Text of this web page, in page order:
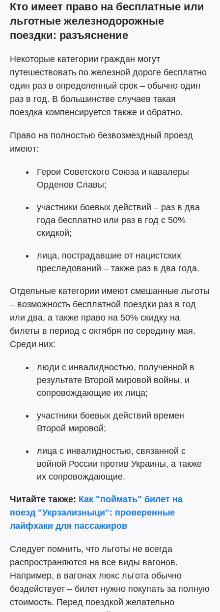
Кто имеет право на бесплатные или
льготные железнодорожные
поездки: разъяснение
Некоторые категории граждан могут
путешествовать по железной дороге бесплатно
один раз в определенный срок – обычно один
раз в год. В большинстве случаев такая
поездка компенсируется также и обратно.
Право на полностью безвозмездный проезд
имеют:
Герои Советского Союза и кавалеры
Орденов Славы;
участники боевых действий – раз в два
года бесплатно или раз в год с 50%
скидкой;
лица, пострадавшие от нацистских
преследований – также раз в два года.
Отдельные категории имеют смешанные льготы
– возможность бесплатной поездки раз в год
или два, а также право на 50% скидку на
билеты в период с октября по середину мая.
Среди них:
люди с инвалидностью, полученной в
результате Второй мировой войны, и
сопровождающие их лица;
участники боевых действий времен
Второй мировой;
лица с инвалидностью, связанной с
войной России против Украины, а также
их сопровождающие.
Читайте также: Как "поймать" билет на
поезд "Укрзализныци": проверенные
лайфхаки для пассажиров
Следует помнить, что льготы не всегда
распространяются на все виды вагонов.
Например, в вагонах люкс льгота обычно
бездействует – билет нужно покупать за полную
стоимость. Перед поездкой желательно